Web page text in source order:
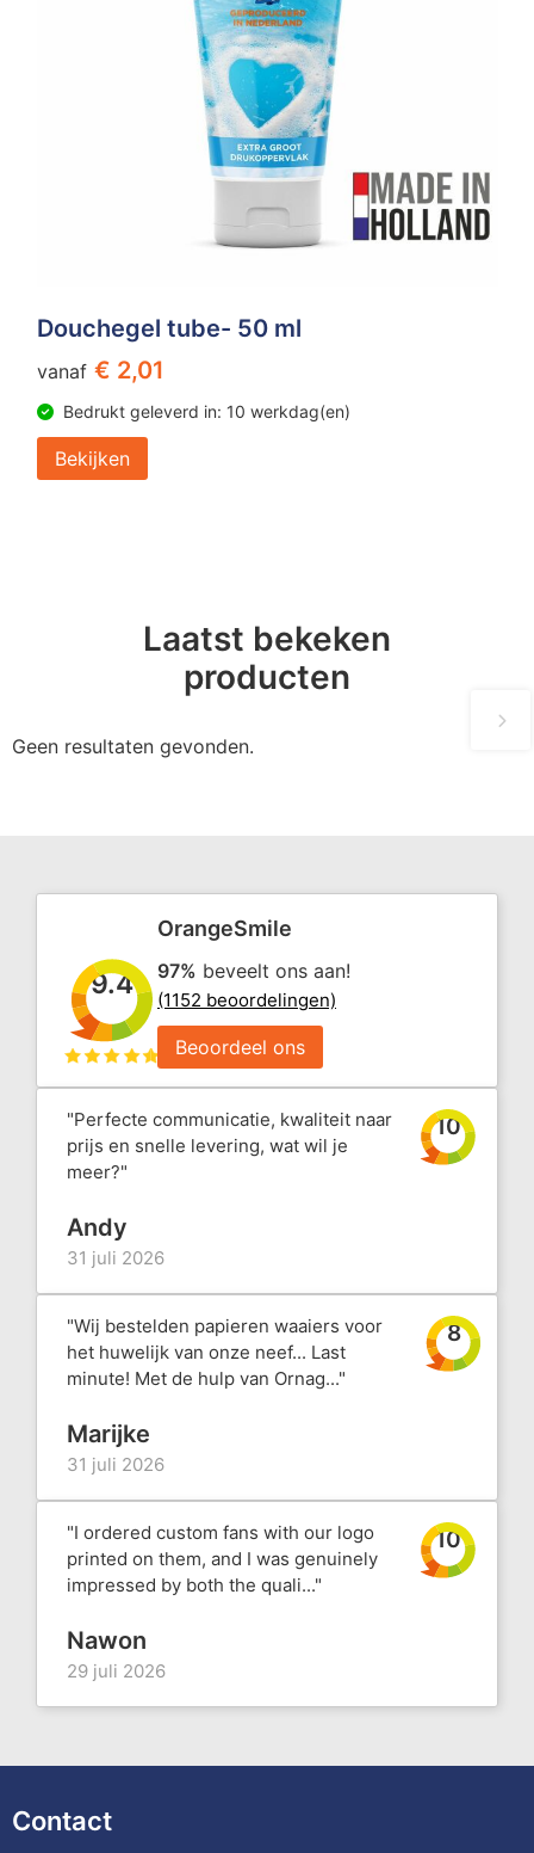
Douchegel tube- 50 ml
vanaf € 2,01
Bedrukt geleverd in: 10 werkdag(en)
Bekijken
Laatst bekeken
producten
Geen resultaten gevonden.
9.4
OrangeSmile
97% beveelt ons aan!
(1152 beoordelingen)
Beoordeel ons
"Perfecte communicatie, kwaliteit naar
prijs en snelle levering, wat wil je
meer?"
10
Andy
31 juli 2026
"Wij bestelden papieren waaiers voor
het huwelijk van onze neef... Last
minute! Met de hulp van Ornag..."
8
Marijke
31 juli 2026
"I ordered custom fans with our logo
printed on them, and I was genuinely
impressed by both the quali..."
10
Nawon
29 juli 2026
Contact